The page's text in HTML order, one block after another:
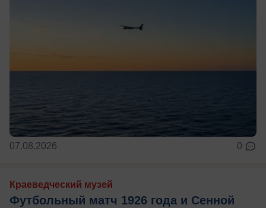
07.08.2026 0
Краеведческий музей
Футбольный матч 1926 года и Сенной